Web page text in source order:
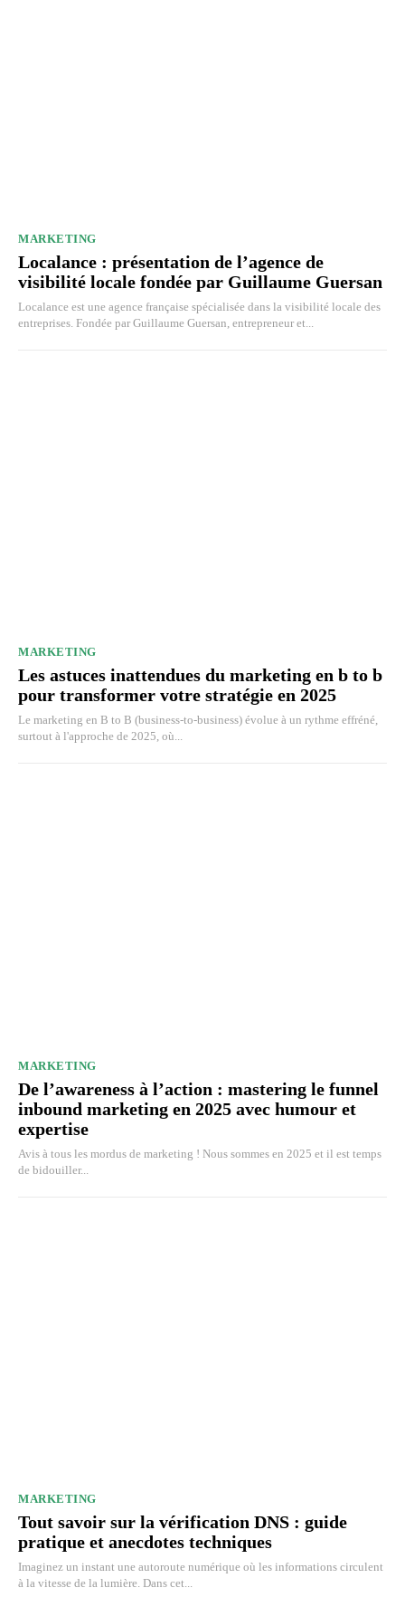
MARKETING
Localance : présentation de l’agence de
visibilité locale fondée par Guillaume Guersan
Localance est une agence française spécialisée dans la visibilité locale des
entreprises. Fondée par Guillaume Guersan, entrepreneur et...
MARKETING
Les astuces inattendues du marketing en b to b
pour transformer votre stratégie en 2025
Le marketing en B to B (business-to-business) évolue à un rythme effréné,
surtout à l'approche de 2025, où...
MARKETING
De l’awareness à l’action : mastering le funnel
inbound marketing en 2025 avec humour et
expertise
Avis à tous les mordus de marketing ! Nous sommes en 2025 et il est temps
de bidouiller...
MARKETING
Tout savoir sur la vérification DNS : guide
pratique et anecdotes techniques
Imaginez un instant une autoroute numérique où les informations circulent
à la vitesse de la lumière. Dans cet...